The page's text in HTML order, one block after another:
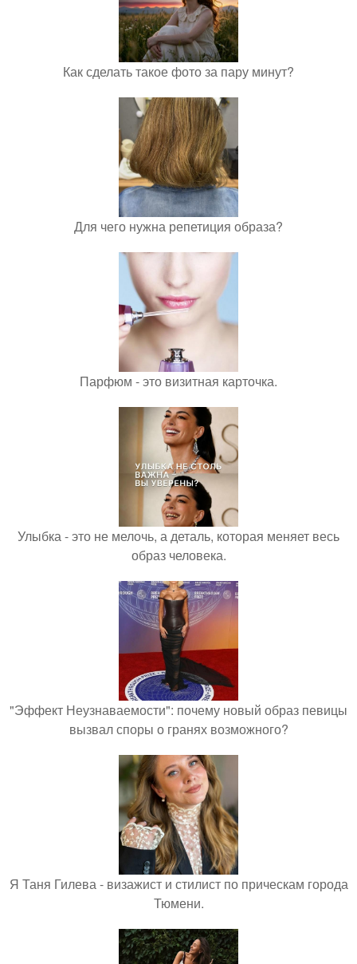
Как сделать такое фото за пару минут?
Для чего нужна репетиция образа?
Парфюм - это визитная карточка.
Улыбка - это не мелочь, а деталь, которая меняет весь
образ человека.
"Эффект Неузнаваемости": почему новый образ певицы
вызвал споры о гранях возможного?
Я Таня Гилева - визажист и стилист по прическам города
Тюмени.